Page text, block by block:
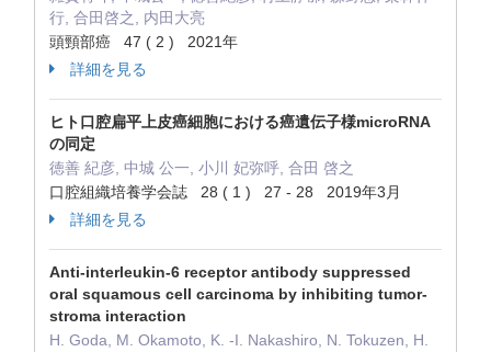
行, 合田啓之, 内田大亮
頭頸部癌 47 ( 2 ) 2021年
詳細を見る
ヒト口腔扁平上皮癌細胞における癌遺伝子様microRNA
の同定
徳善 紀彦, 中城 公一, 小川 妃弥呼, 合田 啓之
口腔組織培養学会誌 28 ( 1 ) 27 - 28 2019年3月
詳細を見る
Anti-interleukin-6 receptor antibody suppressed
oral squamous cell carcinoma by inhibiting tumor-
stroma interaction
H. Goda, M. Okamoto, K. -I. Nakashiro, N. Tokuzen, H.